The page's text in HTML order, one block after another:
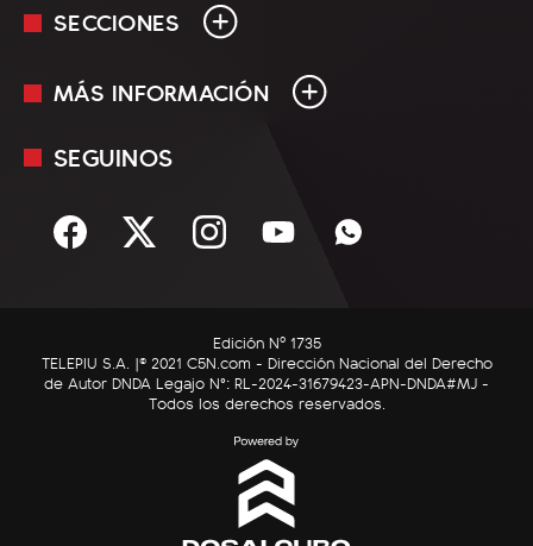
SECCIONES
En Vivo
Sociedad
C5N Autos
RatingCero
MÁS INFORMACIÓN
Mediakit
Términos y condiciones
SEGUINOS
Edición Nº 1735
TELEPIU S.A. |© 2021 C5N.com - Dirección Nacional del Derecho
de Autor DNDA Legajo N°: RL-2024-31679423-APN-DNDA#MJ -
Todos los derechos reservados.